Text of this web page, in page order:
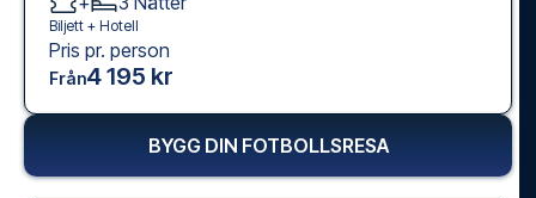
Biljett + Hotell
Pris pr. person
Från4 195 kr
BYGG DIN FOTBOLLSRESA